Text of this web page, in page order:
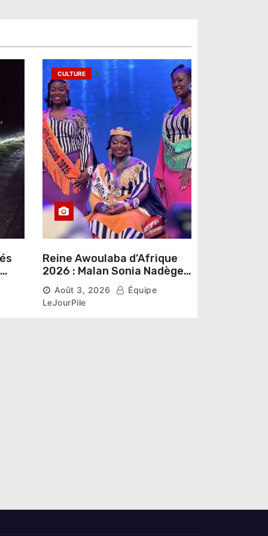
CULTURE
Reine Awoulaba d’Afrique
2026 : Malan Sonia Nadège
épouse N’Guessan décroche
la couronne
Août 3, 2026
Équipe
LeJourPile